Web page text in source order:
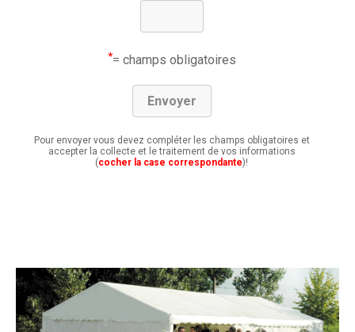
*= champs obligatoires
Pour envoyer vous devez compléter les champs obligatoires et
accepter la collecte et le traitement de vos informations
(cocher la case correspondante)!